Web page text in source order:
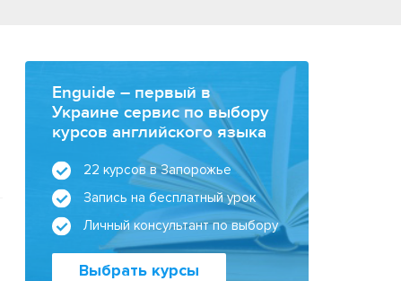
Enguide – первый в
Украине сервис по выбору
курсов английского языка
22 курсов в Запорожье
Запись на бесплатный урок
Личный консультант по выбору
Выбрать курсы